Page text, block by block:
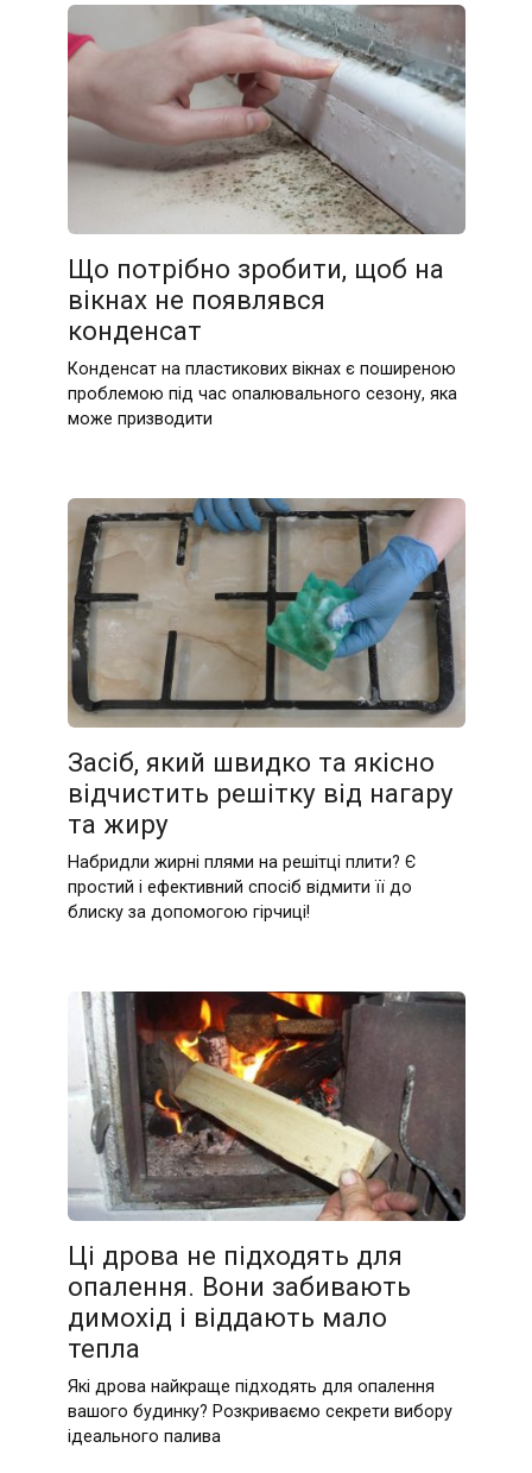
Що потрібно зробити, щоб на
вікнах не появлявся
конденсат
Конденсат на пластикових вікнах є поширеною
проблемою під час опалювального сезону, яка
може призводити
Засіб, який швидко та якісно
відчистить решітку від нагару
та жиру
Набридли жирні плями на решітці плити? Є
простий і ефективний спосіб відмити її до
блиску за допомогою гірчиці!
Ці дрова не підходять для
опалення. Вони забивають
димохід і віддають мало
тепла
Які дрова найкраще підходять для опалення
вашого будинку? Розкриваємо секрети вибору
ідеального палива